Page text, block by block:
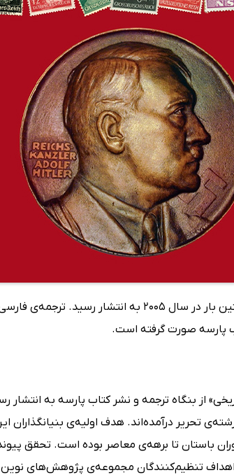
کتاب هیتلر و نازی‌ها: بر پایه اسناد تاریخی نخستین بار
پارسه صورت گرفته است.
از بنگاه ترجمه و نشر کتاب پارسه به انتشار
تحریر درآمده‌اند. هدف اولیه‌ی
باستان تا برهه‌ی معاصر بوده است. تحقق
تنظیم‌کنندگان مجموعه‌ی پژوهش‌های نوین